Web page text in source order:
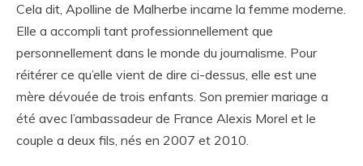
Cela dit, Apolline de Malherbe incarne la femme moderne.
Elle a accompli tant professionnellement que
personnellement dans le monde du journalisme. Pour
réitérer ce qu’elle vient de dire ci-dessus, elle est une
mère dévouée de trois enfants. Son premier mariage a
été avec l’ambassadeur de France Alexis Morel et le
couple a deux fils, nés en 2007 et 2010.